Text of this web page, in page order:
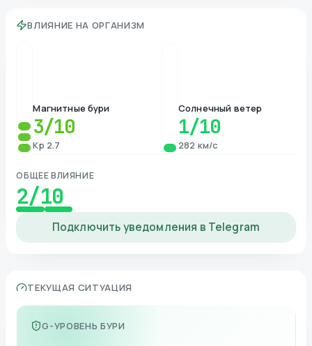
ВЛИЯНИЕ НА ОРГАНИЗМ
Магнитные бури
3/10
Kp 2.7
Солнечный ветер
1/10
282 км/с
ОБЩЕЕ ВЛИЯНИЕ
2/10
Подключить уведомления в Telegram
ТЕКУЩАЯ СИТУАЦИЯ
G-УРОВЕНЬ БУРИ